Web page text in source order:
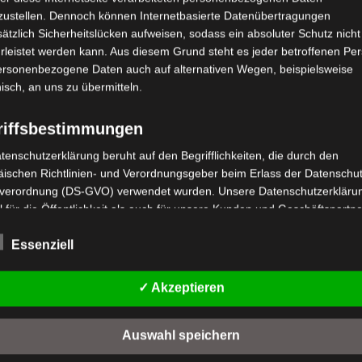
Name*
E-Mail*
Dennoch können Internetbasierte Datenübertragungen
Sicherheitslücken aufweisen, sodass ein absoluter Schutz nicht
werden kann. Aus diesem Grund steht es jeder betroffenen
Daten auch auf alternativen Wegen, beispielsweise
an uns zu übermitteln.
beruht auf den Begrifflichkeiten, die durch den
Richtlinien- und Verordnungsgeber beim Erlass der
(DS-GVO) verwendet wurden. Unsere
für die Öffentlichkeit als auch für unsere Kunden und
Begrifflichkeiten erläutern.
in dieser Datenschutzerklärung unter anderem die folgenden
Daten sind alle Informationen, die sich auf eine
natürliche Person (im Folgenden "betroffene Person")
Essenziell
✓ Akzeptieren
Auswahl speichern